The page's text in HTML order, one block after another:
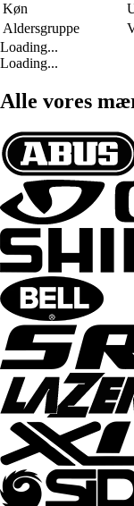
Køn
Aldersgruppe
Loading...
Loading...
Alle vores